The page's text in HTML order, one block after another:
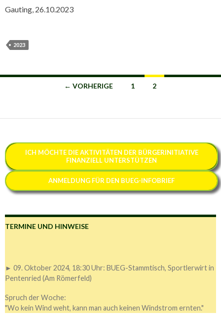
Gauting, 26.10.2023
2023
Beitragsnavigation
← VORHERIGE 1 2
ICH MÖCHTE DIE AKTIVITÄTEN DER BÜRGERINITIATIVE
FINANZIELL UNTERSTÜTZEN
ANMELDUNG FÜR DEN BUEG-INFOBRIEF
TERMINE UND HINWEISE
► 09. Oktober 2024, 18:30 Uhr: BUEG-Stammtisch, Sportlerwirt in
Pentenried (Am Römerfeld)
Spruch der Woche:
"Wo kein Wind weht, kann man auch keinen Windstrom ernten."